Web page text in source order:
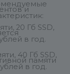
и
памяти
20 Гб SSD,
в год.
40 Гб SSD,
в год.